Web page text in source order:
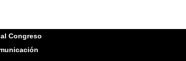
Congreso